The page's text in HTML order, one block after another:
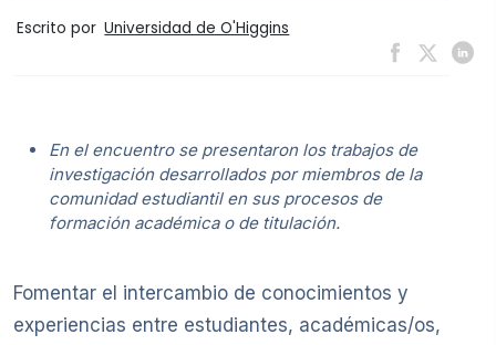
Escrito por Universidad de O'Higgins
En el encuentro se presentaron los trabajos de
investigación desarrollados por miembros de la
comunidad estudiantil en sus procesos de
formación académica o de titulación.
Fomentar el intercambio de conocimientos y
experiencias entre estudiantes, académicas/os,